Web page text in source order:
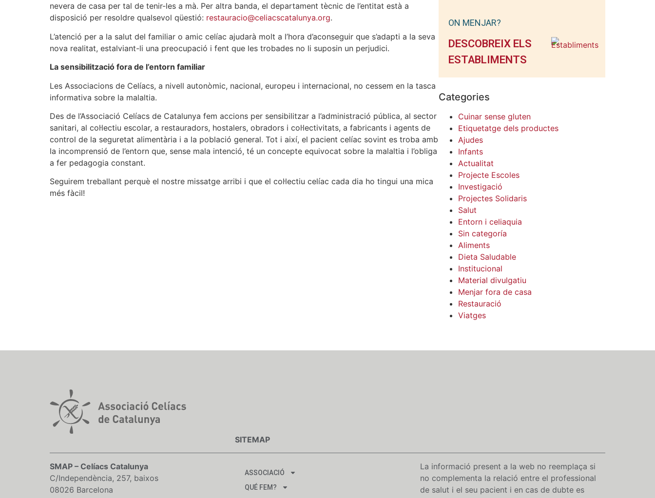
nevera de casa per tal de tenir-les a mà. Per altra banda, el departament tècnic de l’entitat està a
disposició per resoldre qualsevol qüestió: restauracio@celiacscatalunya.org.
L’atenció per a la salut del familiar o amic celíac ajudarà molt a l’hora d’aconseguir que s’adapti a la seva
nova realitat, estalviant-li una preocupació i fent que les trobades no li suposin un perjudici.
La sensibilització fora de l’entorn familiar
Les Associacions de Celíacs, a nivell autonòmic, nacional, europeu i internacional, no cessem en la tasca
informativa sobre la malaltia.
Des de l’Associació Celíacs de Catalunya fem accions per sensibilitzar a l’administració pública, al sector
sanitari, al col·lectiu escolar, a restauradors, hostalers, obradors i col·lectivitats, a fabricants i agents de
control de la seguretat alimentària i a la població general. Tot i així, el pacient celíac sovint es troba amb
la incomprensió de l’entorn que, sense mala intenció, té un concepte equivocat sobre la malaltia i l’obliga
a fer pedagogia constant.
Seguirem treballant perquè el nostre missatge arribi i que el col·lectiu celíac cada dia ho tingui una mica
més fàcil!
ON MENJAR?
DESCOBREIX ELS
ESTABLIMENTS
Categories
Cuinar sense gluten
Etiquetatge dels productes
Ajudes
Infants
Actualitat
Projecte Escoles
Investigació
Projectes Solidaris
Salut
Entorn i celiaquia
Sin categoría
Aliments
Dieta Saludable
Institucional
Material divulgatiu
Menjar fora de casa
Restauració
Viatges
SMAP – Celíacs Catalunya
C/Independència, 257, baixos
08026 Barcelona
SITEMAP
ASSOCIACIÓ
QUÉ FEM?
La informació present a la web no reemplaça si
no complementa la relació entre el professional
de salut i el seu pacient i en cas de dubte es